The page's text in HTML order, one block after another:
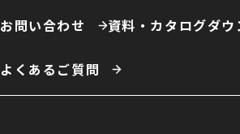
お問い合わせ 資料・カタログダウ
よくあるご質問